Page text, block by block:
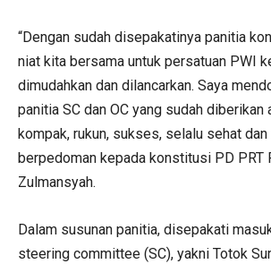
“Dengan sudah disepakatinya panitia
niat kita bersama untuk persatuan PWI
dimudahkan dan dilancarkan. Saya
panitia SC dan OC yang sudah diberikan
kompak, rukun, sukses, selalu sehat
berpedoman kepada konstitusi PD PRT
Zulmansyah.
Dalam susunan panitia, disepakati
steering committee (SC), yakni Totok